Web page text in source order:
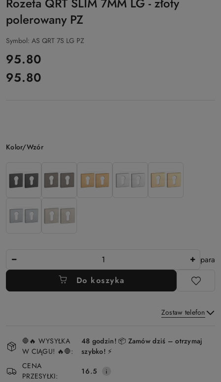
polerowany PZ
Symbol: AS QRT 7S LG PZ
cena:
95.80
Cena:
95.80
Wariant
Kolor/Wzór
para
Do koszyka
Zostaw telefon
Wyślij
i
dostawa
🛑🔥 WYSYŁKA
W CIĄGU! 🔥🛑:
48 godzin! 📦 Zamów dziś – otrzymaj
szybko! ⚡
CENA
PRZESYŁKI:
16.5